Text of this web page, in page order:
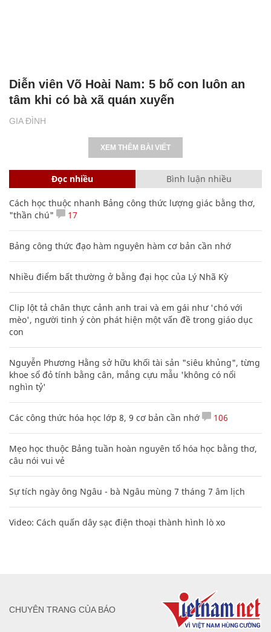
GIA ĐÌNH
Diễn viên Võ Hoài Nam: 5 bố con luôn an
tâm khi có bà xã quán xuyến
XEM THÊM BÀI VIẾT
Đọc nhiều Bình luận nhiều
Cách học thuộc nhanh Bảng công thức lượng giác bằng thơ,
"thần chú"
17
Bảng công thức đạo hàm nguyên hàm cơ bản cần nhớ
Nhiều điểm bất thường ở bằng đại học của Lý Nhã Kỳ
Clip lột tả chân thực cảnh anh trai và em gái như 'chó với
mèo', người tinh ý còn phát hiện một vấn đề trong giáo dục
con
Nguyễn Phương Hằng sở hữu khối tài sản "siêu khủng", từng
khoe sổ đỏ tính bằng cân, mắng cựu mẫu 'không có nổi
nghìn tỷ'
Các công thức hóa học lớp 8, 9 cơ bản cần nhớ 106
Mẹo học thuộc Bảng tuần hoàn nguyên tố hóa học bằng thơ,
câu nói vui vẻ
Sự tích ngày ông Ngâu - bà Ngâu mùng 7 tháng 7 âm lịch
Video: Cách quấn dây sạc điện thoại thành hình lò xo
CHUYÊN TRANG CỦA BÁO